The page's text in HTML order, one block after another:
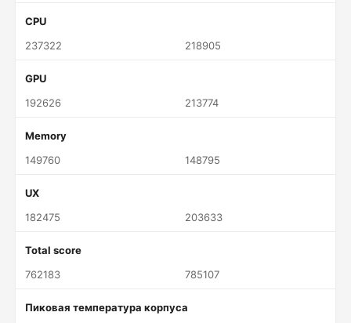
CPU
237322
218905
GPU
192626
213774
Memory
149760
148795
UX
182475
203633
Total score
762183
785107
Пиковая температура корпуса